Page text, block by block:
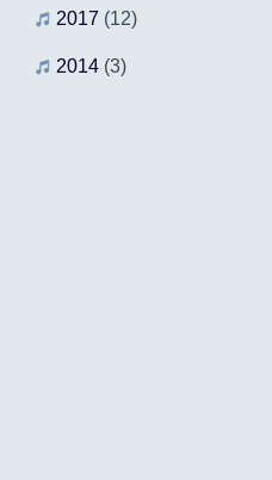
2017 (12)
2014 (3)